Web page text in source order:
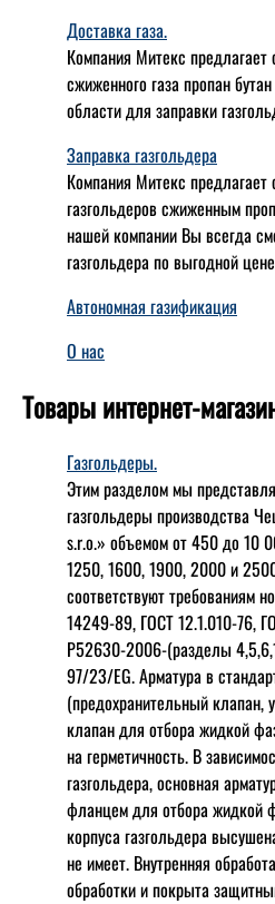
Доставка газа.
Компания Митекс предлагает
сжиженного газа пропан
области для заправки
Заправка газгольдера
Компания Митекс предлагает
газгольдеров сжиженным
нашей компании Вы всегда
газгольдера по выгодной
Автономная газификация
О нас
Товары интернет-
Газгольдеры.
Этим разделом мы
газгольдеры производства
s.r.o.» объемом от 450 до 10
1250, 1600, 1900, 2000 и
соответствуют требованиям
14249-89, ГОСТ 12.1.010-76,
Р52630-2006-(разделы
97/23/EG. Арматура в
(предохранительный клапан,
клапан для отбора жидкой
на герметичность. В
газгольдера, основная
фланцем для отбора жидкой
корпуса газгольдера
не имеет. Внутренняя
обработки и покрыта